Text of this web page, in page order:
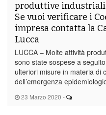
23 Marzo 2020 -
produttive industriali
Se vuoi verificare i
impresa contatta la
Lucca
LUCCA – Molte attività
sono state sospese a
ulteriori misure in materia di
dell’emergenza